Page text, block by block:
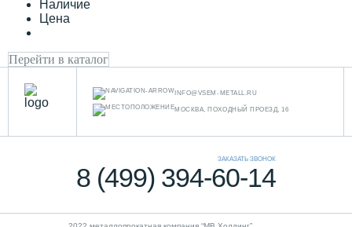
Наличие
Цена
Перейти в каталог
INFO@VSEM-METALL.RU
МОСКВА, ПОХОДНЫЙ ПРОЕЗД, 16
ЗАКАЗАТЬ ЗВОНОК
8 (499) 394-60-14